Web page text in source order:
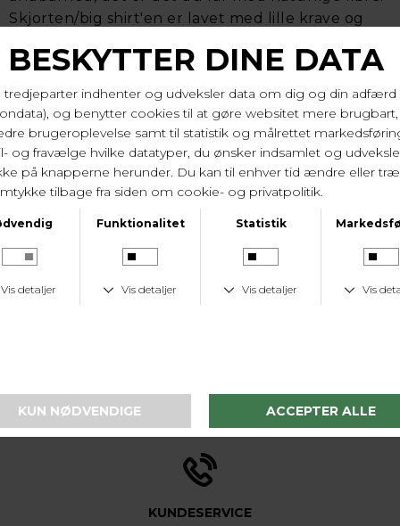
Skjorten/big shirt'en er lavet med lille krave og
knapstolpe med søde blå knapper. Dejlig løst snit
der runder forneden og giver lidt mere længde til
ben.
Ryglængde på 95 cm og brystvidde på 2*59 cm i
str. xl/44.
100% økologisk bomuld. Vask 40 gr.
Varenr. 60351 182
KUNDESERVICE